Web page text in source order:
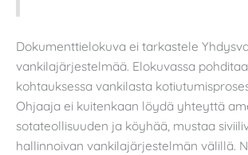
Dokumenttielokuva ei tarkastele
vankilajärjestelmää. Elokuvassa
kohtauksessa vankilasta
Ohjaaja ei kuitenkaan löydä yhteyttä
sotateollisuuden ja köyhää, mustaa
hallinnoivan vankilajärjestelmän välillä.